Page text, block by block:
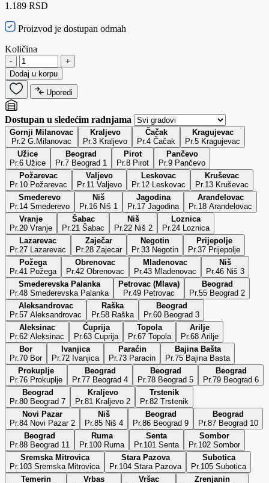
1.189 RSD
Proizvod je dostupan odmah
Količina
-
+
Dodaj u korpu
Uporedi
Dostupan u sledećim radnjama
Gornji Milanovac
Pr.2 G.Milanovac
Kraljevo
Pr.3 Kraljevo
Čačak
Pr.4 Čačak
Kragujevac
Pr.5 Kragujevac
Užice
Pr.6 Užice
Beograd
Pr.7 Beograd 1
Pirot
Pr.8 Pirot
Pančevo
Pr.9 Pančevo
Požarevac
Pr.10 Požarevac
Valjevo
Pr.11 Valjevo
Leskovac
Pr.12 Leskovac
Kruševac
Pr.13 Kruševac
Smederevo
Pr.14 Smederevo
Niš
Pr.16 Niš 1
Jagodina
Pr.17 Jagodina
Aranđelovac
Pr.18 Arandelovac
Vranje
Pr.20 Vranje
Šabac
Pr.21 Šabac
Niš
Pr.22 Niš 2
Loznica
Pr.24 Loznica
Lazarevac
Pr.27 Lazarevac
Zaječar
Pr.28 Zajecar
Negotin
Pr.33 Negotin
Prijepolje
Pr.37 Prijepolje
Požega
Pr.41 Požega
Obrenovac
Pr.42 Obrenovac
Mladenovac
Pr.43 Mladenovac
Niš
Pr.46 Niš 3
Smederevska Palanka
Pr.48 Smederevska Palanka
Petrovac (Mlava)
Pr.49 Petrovac
Beograd
Pr.55 Beograd 2
Aleksandrovac
Pr.57 Aleksandrovac
Raška
Pr.58 Raška
Beograd
Pr.60 Beograd 3
Aleksinac
Pr.62 Aleksinac
Ćuprija
Pr.63 Cuprija
Topola
Pr.67 Topola
Arilje
Pr.68 Arilje
Bor
Pr.70 Bor
Ivanjica
Pr.72 Ivanjica
Paraćin
Pr.73 Paracin
Bajina Bašta
Pr.75 Bajina Basta
Prokuplje
Pr.76 Prokuplje
Beograd
Pr.77 Beograd 4
Beograd
Pr.78 Beograd 5
Beograd
Pr.79 Beograd 6
Beograd
Pr.80 Beograd 7
Kraljevo
Pr.81 Kraljevo 2
Trstenik
Pr.82 Trstenik
Novi Pazar
Pr.84 Novi Pazar 2
Niš
Pr.85 Niš 4
Beograd
Pr.86 Beograd 9
Beograd
Pr.87 Beograd 10
Beograd
Pr.88 Beograd 11
Ruma
Pr.100 Ruma
Senta
Pr.101 Senta
Sombor
Pr.102 Sombor
Sremska Mitrovica
Pr.103 Sremska Mitrovica
Stara Pazova
Pr.104 Stara Pazova
Subotica
Pr.105 Subotica
Temerin
Vrbas
Vršac
Zrenjanin